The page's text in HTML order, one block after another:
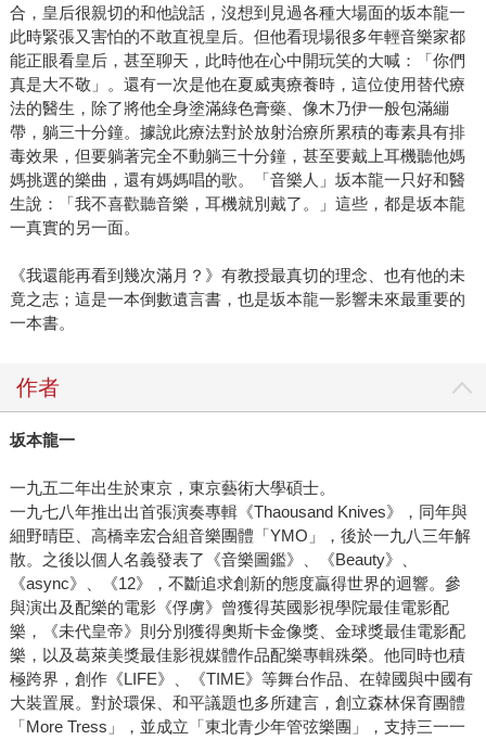
合，皇后很親切的和他說話，沒想到見過各種大場面的坂本龍一
此時緊張又害怕的不敢直視皇后。但他看現場很多年輕音樂家都
能正眼看皇后，甚至聊天，此時他在心中開玩笑的大喊：「你們
真是大不敬」。還有一次是他在夏威夷療養時，這位使用替代療
法的醫生，除了將他全身塗滿綠色膏藥、像木乃伊一般包滿繃
帶，躺三十分鐘。據說此療法對於放射治療所累積的毒素具有排
毒效果，但要躺著完全不動躺三十分鐘，甚至要戴上耳機聽他媽
媽挑選的樂曲，還有媽媽唱的歌。「音樂人」坂本龍一只好和醫
生說：「我不喜歡聽音樂，耳機就別戴了。」這些，都是坂本龍
一真實的另一面。
《我還能再看到幾次滿月？》有教授最真切的理念、也有他的未
竟之志；這是一本倒數遺言書，也是坂本龍一影響未來最重要的
一本書。
作者
坂本龍一
一九五二年出生於東京，東京藝術大學碩士。
一九七八年推出出首張演奏專輯《Thaousand Knives》，同年與
細野晴臣、高橋幸宏合組音樂團體「YMO」，後於一九八三年解
散。之後以個人名義發表了《音樂圖鑑》、《Beauty》、
《async》、《12》，不斷追求創新的態度贏得世界的迴響。參
與演出及配樂的電影《俘虜》曾獲得英國影視學院最佳電影配
樂，《未代皇帝》則分別獲得奧斯卡金像獎、金球獎最佳電影配
樂，以及葛萊美獎最佳影視媒體作品配樂專輯殊榮。他同時也積
極跨界，創作《LIFE》、《TIME》等舞台作品、在韓國與中國有
大裝置展。對於環保、和平議題也多所建言，創立森林保育團體
「More Tress」，並成立「東北青少年管弦樂團」，支持三一一